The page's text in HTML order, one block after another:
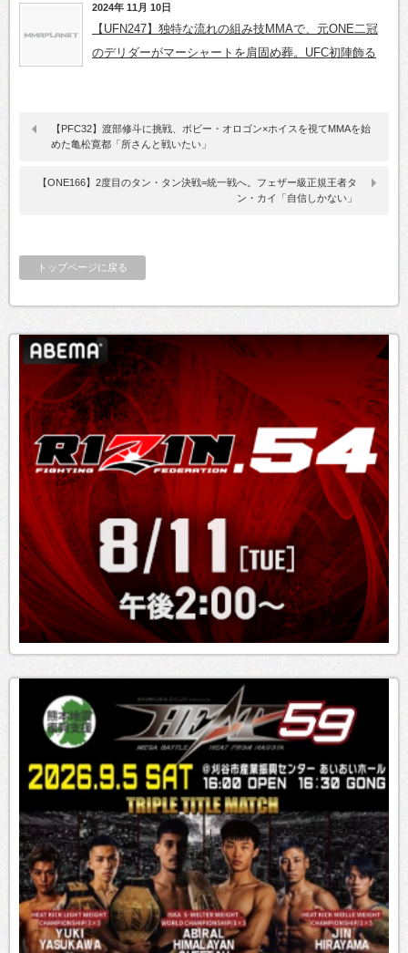
2024年 11月 10日
【UFN247】独特な流れの組み技MMAで、元ONE二冠
のデリダーがマーシャートを肩固め葬。UFC初陣飾る
【PFC32】渡部修斗に挑戦、ボビー・オロゴン×ホイスを視てMMAを始
めた亀松寛都「所さんと戦いたい」
【ONE166】2度目のタン・タン決戦=統一戦へ。フェザー級正規王者タ
ン・カイ「自信しかない」
トップページに戻る